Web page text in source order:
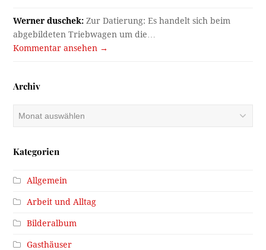
Werner duschek: Zur Datierung: Es handelt sich beim
abgebildeten Triebwagen um die…
Kommentar ansehen →
Archiv
Kategorien
Allgemein
Arbeit und Alltag
Bilderalbum
Gasthäuser